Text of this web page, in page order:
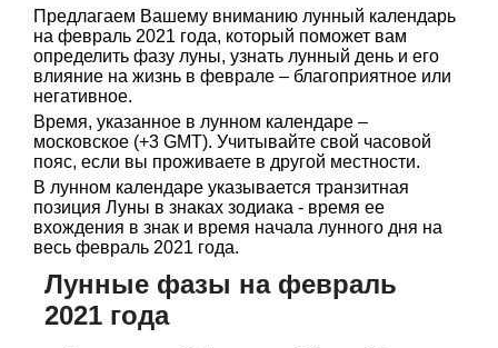
Предлагаем Вашему вниманию лунный календарь
на февраль 2021 года, который поможет вам
определить фазу луны, узнать лунный день и его
влияние на жизнь в феврале – благоприятное или
негативное.
Время, указанное в лунном календаре –
московское (+3 GMT). Учитывайте свой часовой
пояс, если вы проживаете в другой местности.
В лунном календаре указывается транзитная
позиция Луны в знаках зодиака - время ее
вхождения в знак и время начала лунного дня на
весь февраль 2021 года.
Лунные фазы на февраль
2021 года